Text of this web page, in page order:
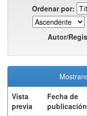
Ordenar por:
Autor/
Vista
previa
Fecha de
publicación